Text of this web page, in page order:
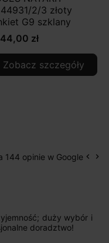
2/3 złoty
G9 szklany
zł
Zobacz szczegóły
144 opinie w Google keyboard_arrow_left keyboard_arrow_right
duży wybór i
doradztwo!